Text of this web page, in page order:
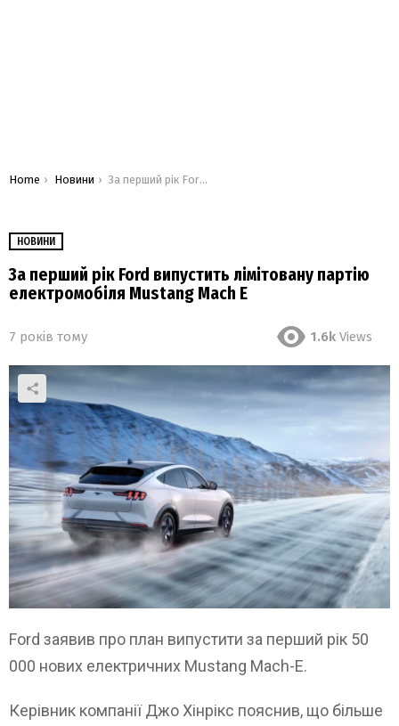
You are here:
Home Новини За перший рік Ford випустить лімітовану партію електромобіля Mustang Mach E
НОВИНИ
За перший рік Ford випустить лімітовану партію
електромобіля Mustang Mach E
7 років тому 1.6k Views
Ford заявив про план випустити за перший рік 50
000 нових електричних Mustang Mach-E.
Керівник компанії Джо Хінрікс пояснив, що більше